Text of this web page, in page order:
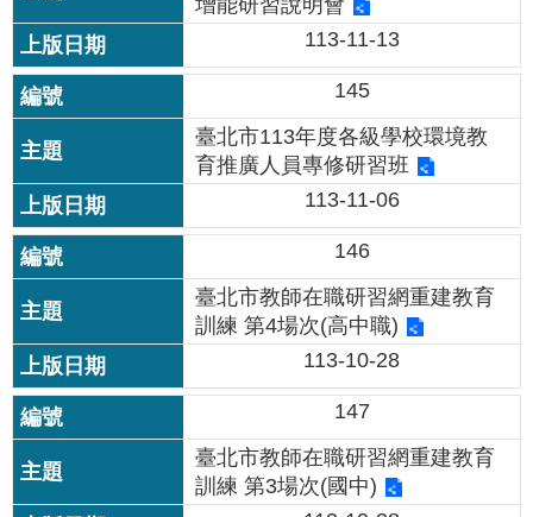
教
學
資
源
政
資
訊
公
開
申
請
案
件
網
站
導
增能研習說明會
113-11-13
145
臺北市113年度各級學校環境教
育推廣人員專修研習班
113-11-06
146
臺北市教師在職研習網重建教育
訓練 第4場次(高中職)
113-10-28
147
臺北市教師在職研習網重建教育
訓練 第3場次(國中)